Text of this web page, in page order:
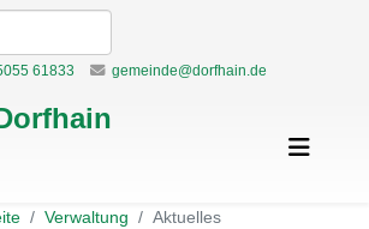
61833 gemeinde@dorfhain.de
Verwaltung Aktuelles